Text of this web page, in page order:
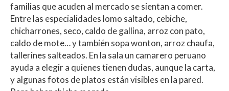
familias que acuden al mercado se sientan a comer.
Entre las especialidades lomo saltado, cebiche,
chicharrones, seco, caldo de gallina, arroz con pato,
caldo de mote… y también sopa wonton, arroz chaufa,
tallerines salteados. En la sala un camarero peruano
ayuda a elegir a quienes tienen dudas, aunque la carta,
y algunas fotos de platos están visibles en la pared.